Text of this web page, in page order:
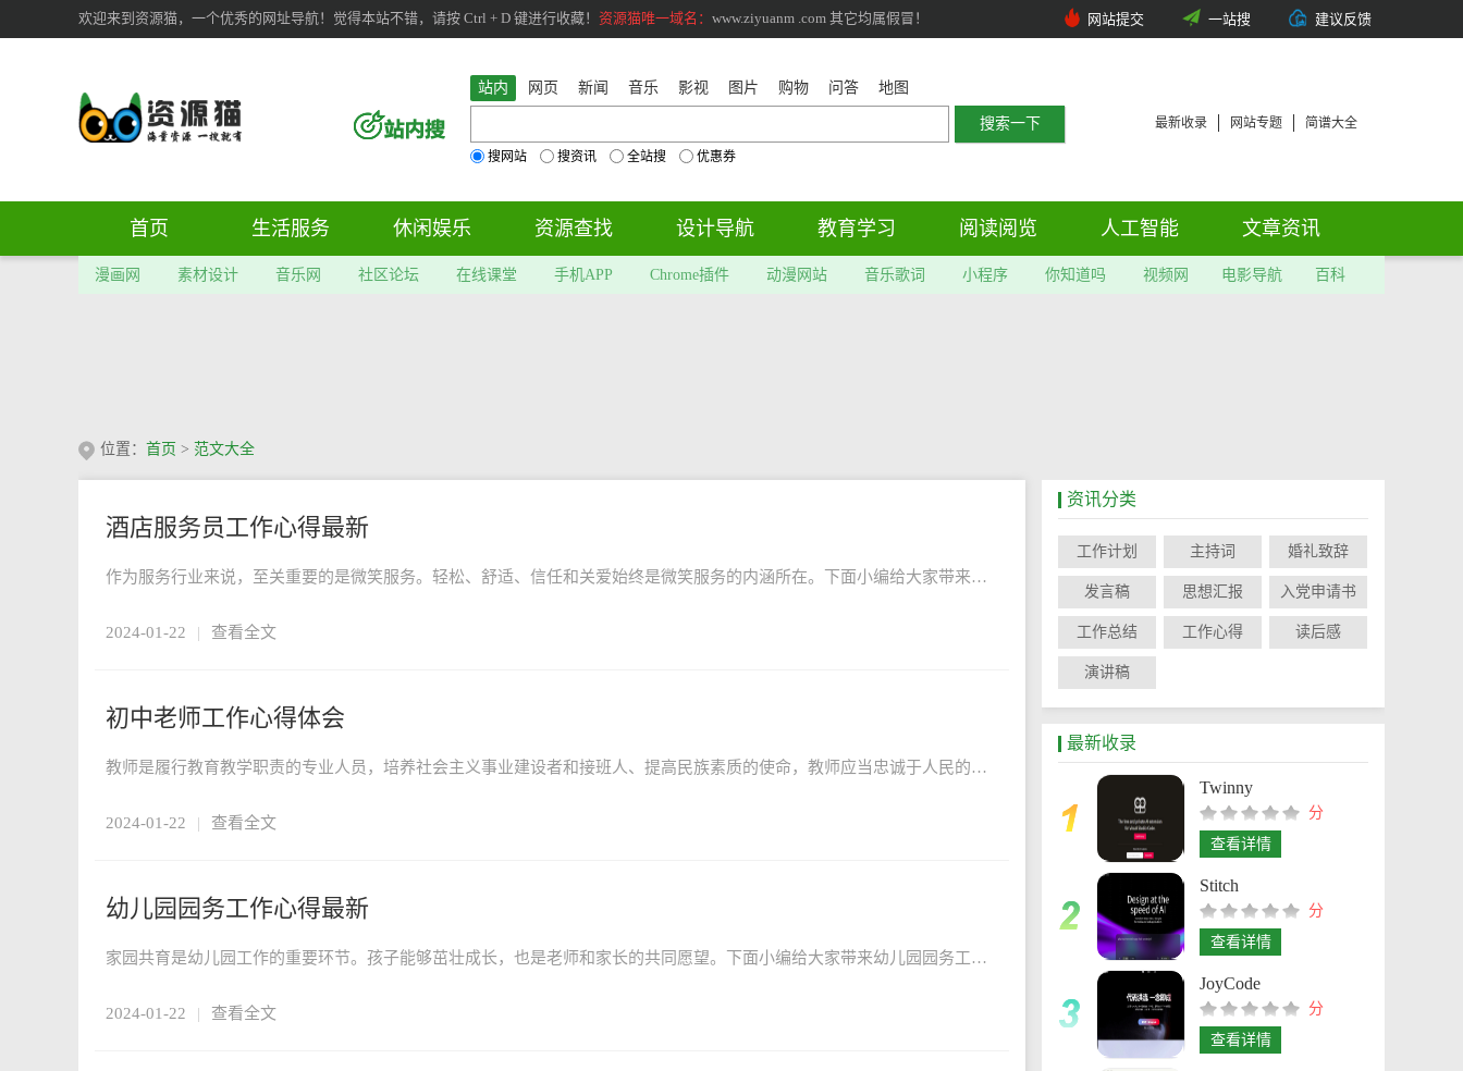
欢迎来到资源猫，一个优秀的网址导航！觉得本站不错，请按 Ctrl + D 键进行收藏！ 资源猫唯一域名： www.ziyuanm .com 其它均属假冒！ 网站提交 一站搜 建议反馈
站内 网页 新闻 音乐 影视 图片 购物 问答 地图
搜网站 搜资讯 全站搜 优惠券
最新收录 网站专题 简谱大全
首页 生活服务 休闲娱乐 资源查找 设计导航 教育学习 阅读阅览 人工智能 文章资讯
漫画网 素材设计 音乐网 社区论坛 在线课堂 手机APP Chrome插件 动漫网站 音乐歌词 小程序 你知道吗 视频网 电影导航 百科
位置： 首页 > 范文大全
酒店服务员工作心得最新
作为服务行业来说，至关重要的是微笑服务。轻松、舒适、信任和关爱始终是微笑服务的内涵所在。下面小编给大家带来酒店服务员工作心得最新，希望能帮助到大家!酒店服务员工作心得最新【篇1】转眼间入职酒店工作已一年多了
2024-01-22 | 查看全文
初中老师工作心得体会
教师是履行教育教学职责的专业人员，培养社会主义事业建设者和接班人、提高民族素质的使命，教师应当忠诚于人民的教育事业。下面小编给大家带来初中老师工作心得体会，希望能帮助到大家!初中老师工作心得体会精选篇1自20__
2024-01-22 | 查看全文
幼儿园园务工作心得最新
家园共育是幼儿园工作的重要环节。孩子能够茁壮成长，也是老师和家长的共同愿望。下面小编给大家带来幼儿园园务工作心得最新，希望能帮助到大家!幼儿园园务工作心得最新【篇1】开学至今宝贝已在幼儿园度过了将近一个月的
2024-01-22 | 查看全文
资讯分类
工作计划 主持词 婚礼致辞
发言稿 思想汇报 入党申请书
工作总结 工作心得 读后感
演讲稿
最新收录
Twinny
分
查看详情
Stitch
分
查看详情
JoyCode
分
查看详情